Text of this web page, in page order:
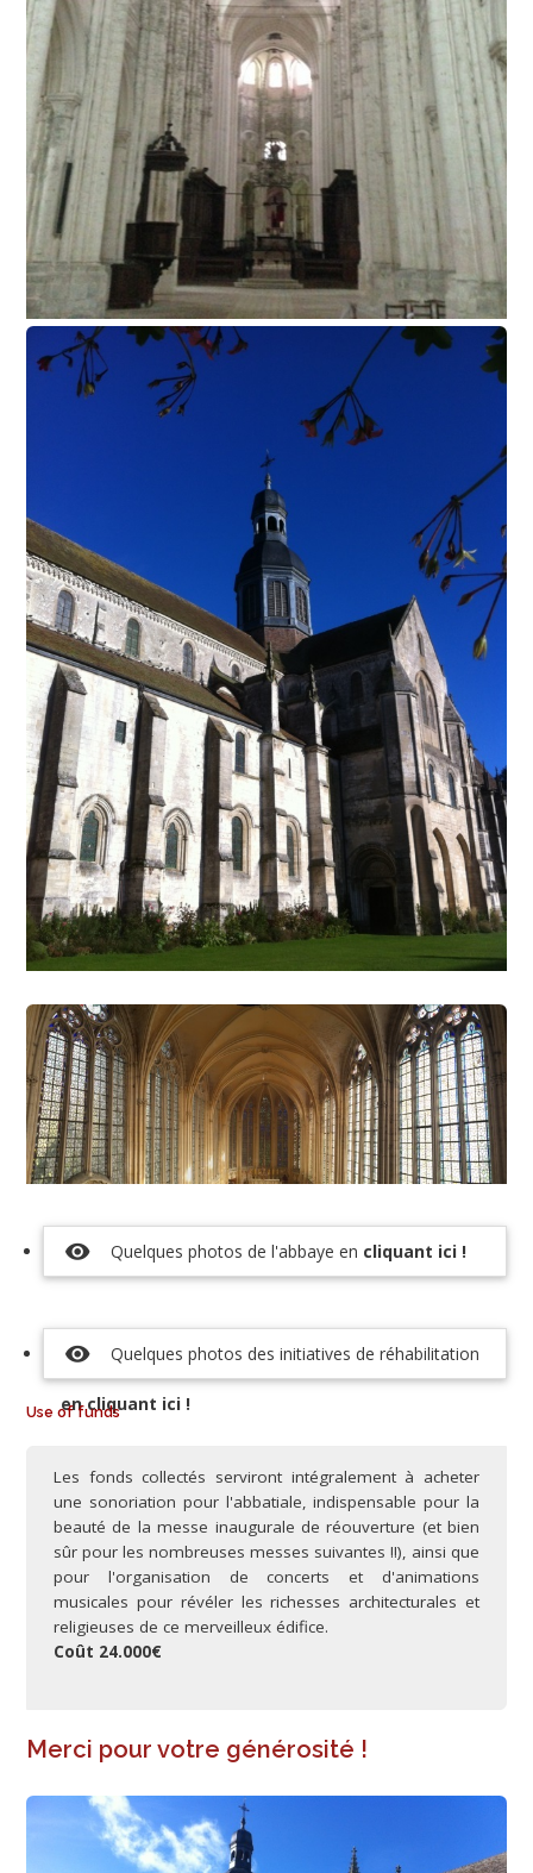
visibility Quelques photos de l'abbaye en cliquant ici !
visibility Quelques photos des initiatives de réhabilitation
en cliquant ici !
Use of funds
Les fonds collectés serviront intégralement à acheter
une sonoriation pour l'abbatiale, indispensable pour la
beauté de la messe inaugurale de réouverture (et bien
sûr pour les nombreuses messes suivantes !!), ainsi que
pour l'organisation de concerts et d'animations
musicales pour révéler les richesses architecturales et
religieuses de ce merveilleux édifice.
Coût 24.000€
Merci pour votre générosité !